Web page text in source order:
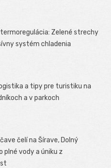
Zelené strechy
systém chladenia
a tipy pre turistiku na
a v parkoch
čelí na Šírave, Dolný
plné vody a úniku z